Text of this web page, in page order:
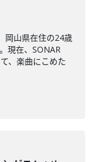
岡山県在住の24歳
現在、SONAR
、楽曲にこめた